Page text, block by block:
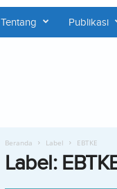
Tentang Publikasi
Beranda Label EBTKE
Label: